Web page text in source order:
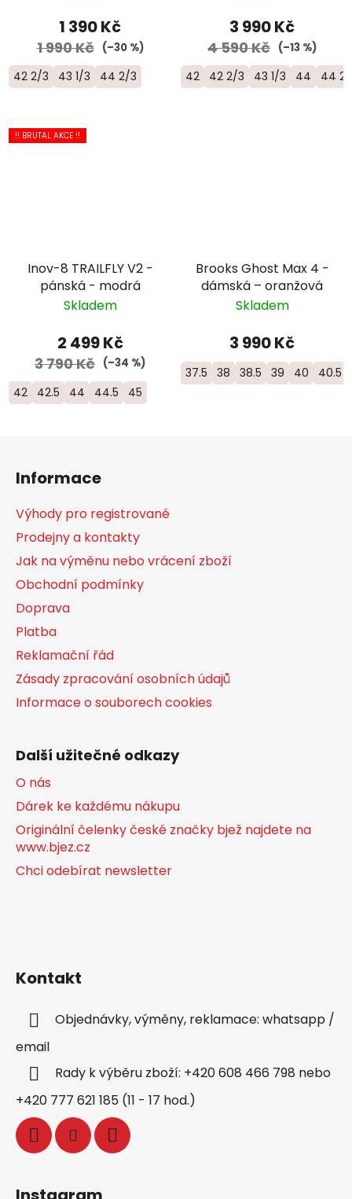
1 390 Kč
1 990 Kč (–30 %)
42 2/3 43 1/3 44 2/3
3 990 Kč
4 590 Kč (–13 %)
42 42 2/3 43 1/3 44 44
!! BRUTAL AKCE !!
Inov-8 TRAILFLY V2 -
pánská - modrá
Skladem
2 499 Kč
3 790 Kč (–34 %)
42 42.5 44 44.5 45
Brooks Ghost Max 4 -
dámská – oranžová
Skladem
3 990 Kč
37.5 38 38.5 39 40 40.5
Informace
Výhody pro registrované
Prodejny a kontakty
Jak na výměnu nebo vrácení zboží
Obchodní podmínky
Doprava
Platba
Reklamační řád
Zásady zpracování osobních údajů
Informace o souborech cookies
Další užitečné odkazy
O nás
Dárek ke každému nákupu
Originální čelenky české značky bjež najdete na
www.bjez.cz
Chci odebírat newsletter
Kontakt
Objednávky, výměny, reklamace: whatsapp /
email
Rady k výběru zboží: +420 608 466 798 nebo
+420 777 621 185 (11 - 17 hod.)